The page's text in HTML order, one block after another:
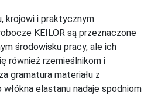
krojowi i praktycznym
KEILOR są przeznaczone
środowisku pracy, ale ich
również rzemieślnikom i
gramatura materiału z
elastanu nadaje spodniom